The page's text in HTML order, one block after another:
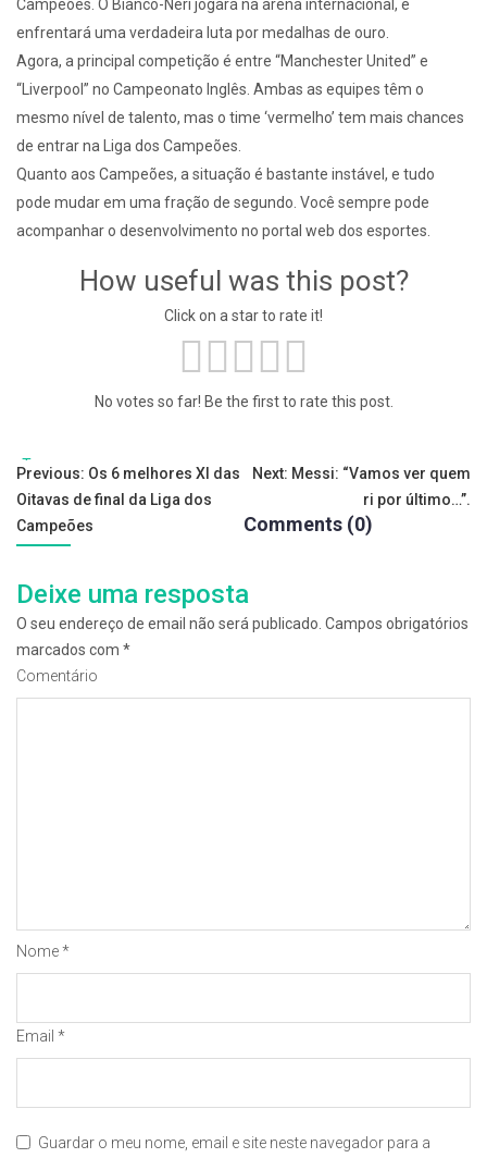
Campeões. O Bianco-Neri jogará na arena internacional, e
enfrentará uma verdadeira luta por medalhas de ouro.
Agora, a principal competição é entre “Manchester United” e
“Liverpool” no Campeonato Inglês. Ambas as equipes têm o
mesmo nível de talento, mas o time ‘vermelho’ tem mais chances
de entrar na Liga dos Campeões.
Quanto aos Campeões, a situação é bastante instável, e tudo
pode mudar em uma fração de segundo. Você sempre pode
acompanhar o desenvolvimento no portal web dos esportes.
How useful was this post?
Click on a star to rate it!
No votes so far! Be the first to rate this post.
Tags:
Navegação
de
Previous: Os 6 melhores XI das
Oitavas de final da Liga dos
Campeões
Next: Messi: “Vamos ver quem
ri por último…”.
Comments (0)
Deixe uma resposta
O seu endereço de email não será publicado. Campos obrigatórios
marcados com *
Comentário
Nome*
Email *
Guardar o meu nome, email e site neste navegador para a